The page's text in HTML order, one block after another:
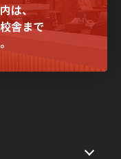
は、
舎まで